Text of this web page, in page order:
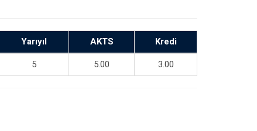
Yarıyıl AKTS Kredi
5 5.00 3.00